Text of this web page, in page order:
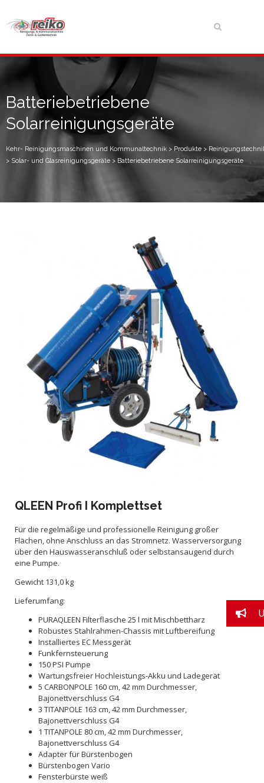
Batteriebetriebene
Solarreinigungsgeräte
Kehr- Reinigungsmaschinen und Kommunaltechnik > Produkte >
> Solar- und Glasreinigungsgeräte > Batteriebetriebene Solarreinigungsgeräte
QLEEN Profi I Komplettset
Für die regelmäßige und professionelle Reinigung großer
Flächen, ohne Anschluss an das Stromnetz. Wasserversorgung
über den Hauswasseranschluß oder selbstansaugend durch
eine Pumpe.
Gewicht 131,0 kg
Lieferumfang:
PURAQLEEN Filterflasche 25 l mit Mischbettharz
Robustes Stahlrahmen-Chassis mit Luftbereifung
Installiertes EC Messgerät
Funkfernsteuerung
150 PSI Pumpe
Wartungsfreier Hochleistungs-Akku und Ladegerät
5 CARBONPOLE 160 cm, 42 mm Durchmesser,
Bajonettverschluss G4
3 TITANPOLE 163 cm, 42 mm Durchmesser,
Bajonettverschluss G4
1 TITANPOLE 80 cm, 42 mm Durchmesser,
Bajonettverschluss G4
Adapter für Bürstenbogen
Bürstenbogen Vario
Fensterbürste weiß